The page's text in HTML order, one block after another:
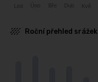
Led Úno Bře Kvě
Roční přehled srážek